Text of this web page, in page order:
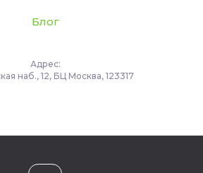
Блог
Адрес:
наб., 12, БЦ Москва, 123317